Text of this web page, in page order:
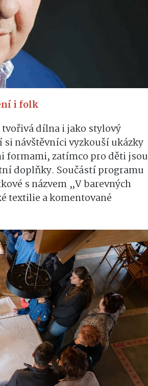
i folk
dílna i jako stylový
návštěvníci vyzkouší ukázky
zatímco pro děti jsou
doplňky. Součástí programu
s názvem „V barevných
textilie a komentované